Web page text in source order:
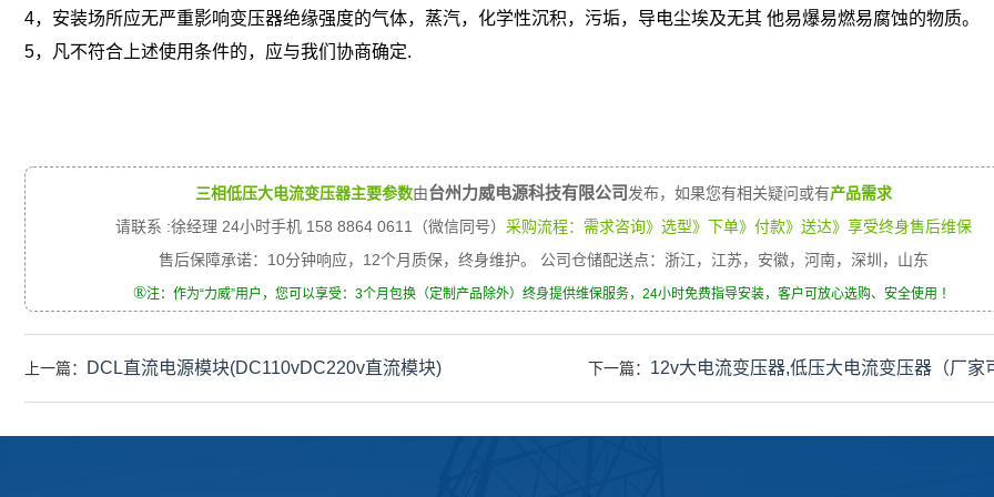
4，安装场所应无严重影响变压器绝缘强度的气体，蒸汽，化学性沉积，污垢，导电尘埃及无其 他易爆易燃易腐蚀的物质。
5，凡不符合上述使用条件的，应与我们协商确定.
三相低压大电流变压器主要参数由台州力威电源科技有限公司发布，如果您有相关疑问或有产品需求
请联系 :徐经理 24小时手机 158 8864 0611（微信同号） 采购流程：需求咨询》选型》下单》付款》送达》享受终身售后维保
售后保障承诺：10分钟响应，12个月质保，终身维护。 公司仓储配送点：浙江，江苏，安徽，河南，深圳，山东
®注：作为“力威”用户，您可以享受：3个月包换（定制产品除外）终身提供维保服务，24小时免费指导安装，客户可放心选购、安全使用 ！
上一篇： DCL直流电源模块(DC110vDC220v直流模块) 下一篇： 12v大电流变压器,低压大电流变压器（厂